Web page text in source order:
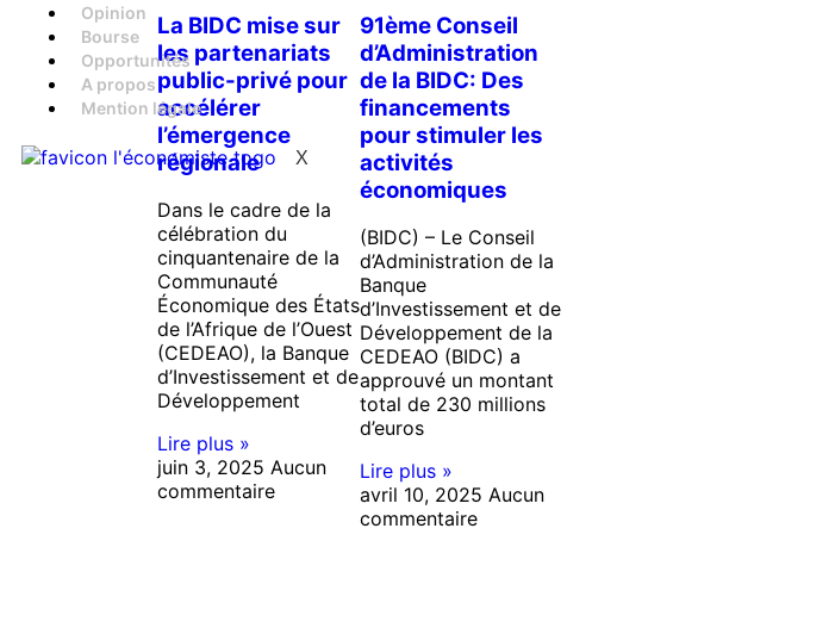
Opinion
Bourse
Opportunités
A propos
Mention légale
X
La BIDC mise sur
les partenariats
public-privé pour
accélérer
l’émergence
régionale
Dans le cadre de la
célébration du
cinquantenaire de la
Communauté
Économique des États
de l’Afrique de l’Ouest
(CEDEAO), la Banque
d’Investissement et de
Développement
Lire plus »
juin 3, 2025 Aucun
commentaire
91ème Conseil
d’Administration
de la BIDC: Des
financements
pour stimuler les
activités
économiques
(BIDC) – Le Conseil
d’Administration de la
Banque
d’Investissement et de
Développement de la
CEDEAO (BIDC) a
approuvé un montant
total de 230 millions
d’euros
Lire plus »
avril 10, 2025 Aucun
commentaire